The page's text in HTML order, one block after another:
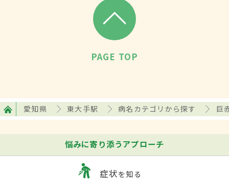
PAGE TOP
愛知県 東大手駅 病名カテゴリから探す 巨
悩みに寄り添うアプローチ
症状を知る